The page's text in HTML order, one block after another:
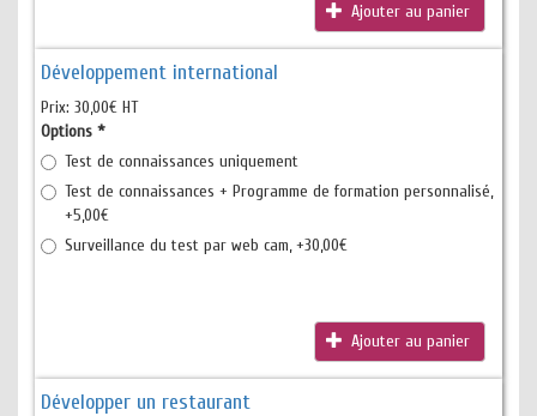
Ajouter au panier
Développement international
Prix: 30,00€ HT
Options *
Test de connaissances uniquement
Test de connaissances + Programme de formation personnalisé,
+5,00€
Surveillance du test par web cam, +30,00€
Ajouter au panier
Développer un restaurant